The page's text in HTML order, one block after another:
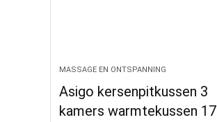
MASSAGE EN ONTSPANNING
Asigo kersenpitkussen 3
kamers warmtekussen 17